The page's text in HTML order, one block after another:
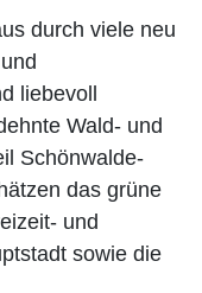
durch viele neu
liebevoll
Wald- und
Schönwalde-
das grüne
und
sowie die